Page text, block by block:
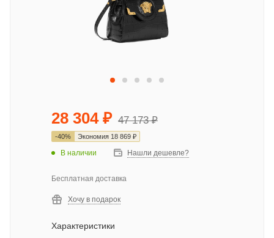
28 304₽ 47 173₽
-40% Экономия 18 869 ₽
В наличии Нашли дешевле?
Бесплатная доставка
Хочу в подарок
Характеристики